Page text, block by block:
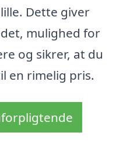
Dette giver
mulighed for
og sikrer, at du
en rimelig pris.